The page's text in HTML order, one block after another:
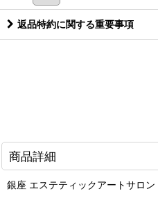
返品特約に関する重要事項
商品詳細
銀座 エステティックアートサロ